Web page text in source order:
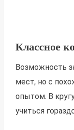
Классное
Возможность
мест, но с
опытом. В
учиться